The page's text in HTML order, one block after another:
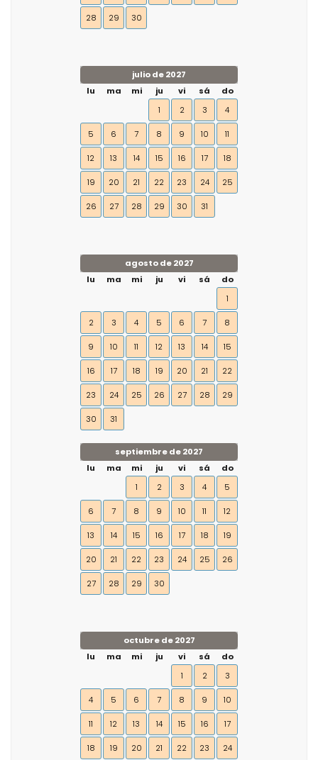
28 29 30
julio de 2027
lu
ma mi ju vi sá
do
1
2 3 4
5 6 7 8 9 10 11
12 13 14 15 16 17 18
19 20 21 22 23 24 25
26 27 28 29 30 31
agosto de 2027
lu
ma mi ju vi sá
do
1
2 3 4 5 6 7 8
9 10 11 12 13 14 15
16 17 18 19 20 21 22
23 24 25 26 27 28 29
30 31
septiembre de 2027
lu
ma mi ju vi sá
do
1
2 3 4 5
6 7 8 9 10 11 12
13 14 15 16 17 18 19
20 21 22 23 24 25 26
27 28 29 30
octubre de 2027
lu
ma mi ju vi sá
do
1
2 3
4 5 6 7 8 9 10
11 12 13 14 15 16 17
18 19 20 21 22 23 24